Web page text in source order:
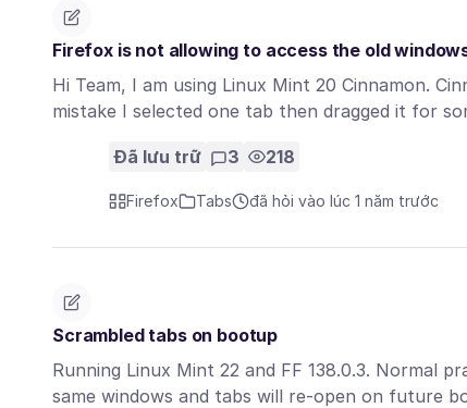
Firefox is not allowing to access the old
Hi Team, I am using Linux Mint 20 Cinnamon.
mistake I selected one tab then dragged it for
Đã lưu trữ 3 218
Firefox Tabs đã hỏi vào lúc 1 năm trước
Scrambled tabs on bootup
Running Linux Mint 22 and FF 138.0.3. Normal
same windows and tabs will re-open on future